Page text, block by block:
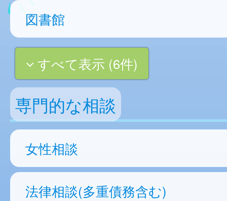
図書館
すべて表示 (6件)
専門的な相談
女性相談
法律相談(多重債務含む)